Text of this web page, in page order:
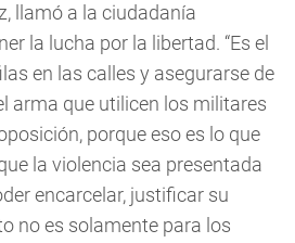
llamó a la ciudadanía
la lucha por la libertad. “Es el
en las calles y asegurarse de
arma que utilicen los militares
porque eso es lo que
la violencia sea presentada
encarcelar, justificar su
no es solamente para los